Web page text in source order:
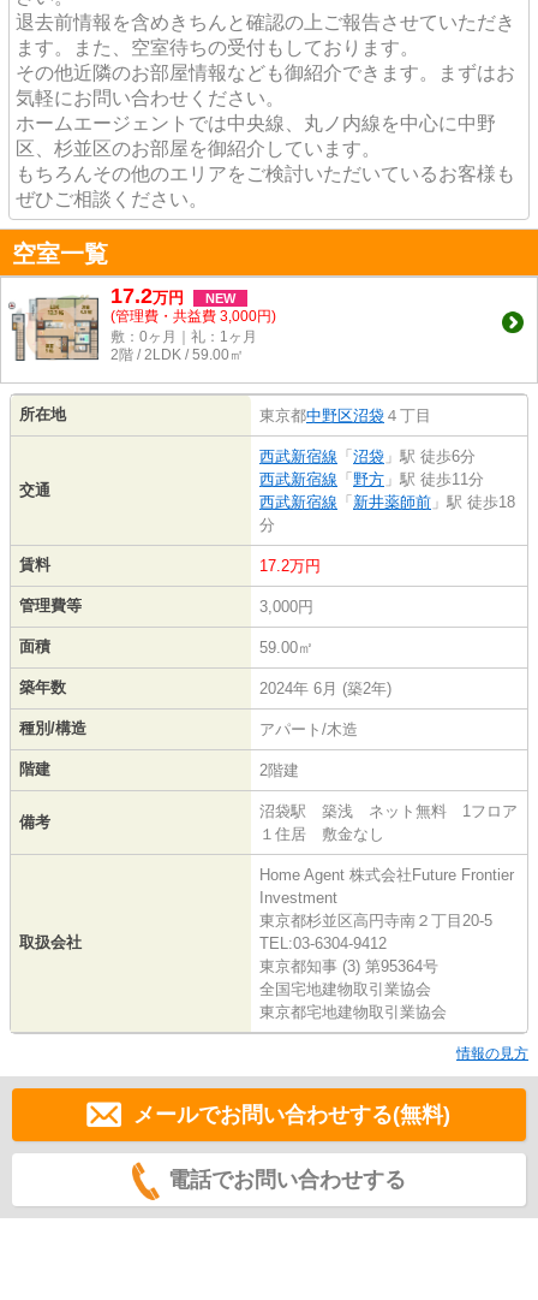
退去前情報を含めきちんと確認の上ご報告させていただき
ます。また、空室待ちの受付もしております。
その他近隣のお部屋情報なども御紹介できます。まずはお
気軽にお問い合わせください。
ホームエージェントでは中央線、丸ノ内線を中心に中野
区、杉並区のお部屋を御紹介しています。
もちろんその他のエリアをご検討いただいているお客様も
ぜひご相談ください。
空室一覧
17.2万円 NEW
(管理費・共益費 3,000円)
敷：0ヶ月｜礼：1ヶ月
2階 / 2LDK / 59.00㎡
所在地 東京都中野区沼袋 ４丁目
交通
西武新宿線 「 沼袋 」駅 徒歩6分
西武新宿線 「 野方 」駅 徒歩11分
西武新宿線 「 新井薬師前 」駅 徒歩18
分
賃料 17.2万円
管理費等 3,000円
面積 59.00㎡
築年数 2024年 6月 (築2年)
種別/構造 アパート/木造
階建 2階建
備考
沼袋駅 築浅 ネット無料 1フロア
１住居 敷金なし
取扱会社
Home Agent 株式会社Future Frontier
Investment
東京都杉並区高円寺南２丁目20-5
TEL:03-6304-9412
東京都知事 (3) 第95364号
全国宅地建物取引業協会
東京都宅地建物取引業協会
情報の見方
メールでお問い合わせする(無料)
電話でお問い合わせする